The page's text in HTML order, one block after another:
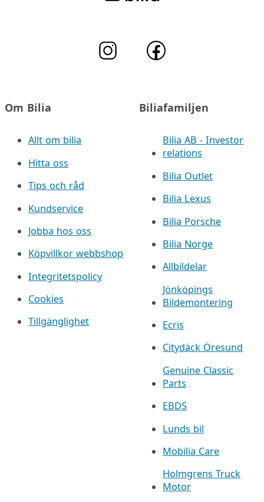
Om Bilia
Allt om bilia
Hitta oss
Tips och råd
Kundservice
Jobba hos oss
Köpvillkor webbshop
Integritetspolicy
Cookies
Tillgänglighet
Biliafamiljen
Bilia AB - Investor
relations
Bilia Outlet
Bilia Lexus
Bilia Porsche
Bilia Norge
Allbildelar
Jönköpings
Bildemontering
Ecris
Citydäck Öresund
Genuine Classic
Parts
EBDS
Lunds bil
Mobilia Care
Holmgrens Truck
Motor